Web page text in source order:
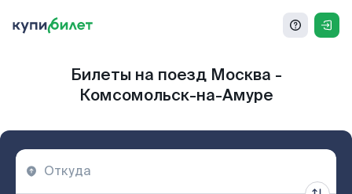
Билеты на поезд Москва -
Комсомольск-на-Амуре